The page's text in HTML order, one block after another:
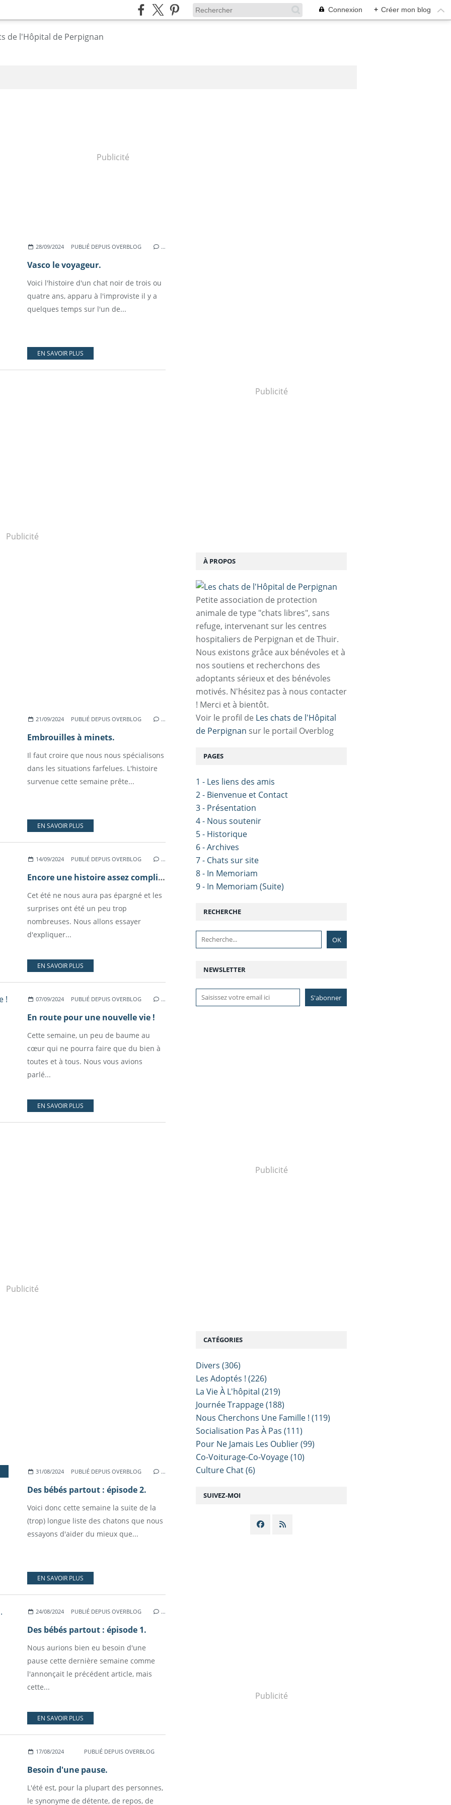
Connexion + Créer mon blog
Publicité
28/09/2024 PUBLIÉ DEPUIS OVERBLOG …
Vasco le voyageur.
Voici l'histoire d'un chat noir de trois ou
quatre ans, apparu à l'improviste il y a
quelques temps sur l'un de...
EN SAVOIR PLUS
Publicité
21/09/2024 PUBLIÉ DEPUIS OVERBLOG …
Embrouilles à minets.
Il faut croire que nous nous spécialisons
dans les situations farfelues. L'histoire
survenue cette semaine prête...
EN SAVOIR PLUS
14/09/2024 PUBLIÉ DEPUIS OVERBLOG …
Encore une histoire assez compliquée.
Cet été ne nous aura pas épargné et les
surprises ont été un peu trop
nombreuses. Nous allons essayer
d'expliquer...
EN SAVOIR PLUS
07/09/2024 PUBLIÉ DEPUIS OVERBLOG …
En route pour une nouvelle vie !
Cette semaine, un peu de baume au
cœur qui ne pourra faire que du bien à
toutes et à tous. Nous vous avions
parlé...
EN SAVOIR PLUS
Publicité
PAS À PAS
31/08/2024 PUBLIÉ DEPUIS OVERBLOG …
Des bébés partout : épisode 2.
Voici donc cette semaine la suite de la
(trop) longue liste des chatons que nous
essayons d'aider du mieux que...
EN SAVOIR PLUS
24/08/2024 PUBLIÉ DEPUIS OVERBLOG …
Des bébés partout : épisode 1.
Nous aurions bien eu besoin d'une
pause cette dernière semaine comme
l'annonçait le précédent article, mais
cette...
EN SAVOIR PLUS
17/08/2024 PUBLIÉ DEPUIS OVERBLOG
Besoin d'une pause.
L'été est, pour la plupart des personnes,
le synonyme de détente, de repos, de
Publicité
NEWSLETTER
SUIVEZ-MOI
RECHERCHE
À PROPOS
Petite association de protection
animale de type "chats libres", sans
refuge, intervenant sur les centres
hospitaliers de Perpignan et de Thuir.
Nous existons grâce aux bénévoles et à
nos soutiens et recherchons des
adoptants sérieux et des bénévoles
motivés. N'hésitez pas à nous contacter
! Merci et à bientôt.
Voir le profil de Les chats de l'Hôpital
de Perpignan sur le portail Overblog
Publicité
PAGES
1 - Les liens des amis
2 - Bienvenue et Contact
3 - Présentation
4 - Nous soutenir
5 - Historique
6 - Archives
7 - Chats sur site
8 - In Memoriam
9 - In Memoriam (Suite)
CATÉGORIES
Divers (306)
Les Adoptés ! (226)
La Vie À L'hôpital (219)
Journée Trappage(188)
Nous Cherchons Une Famille ! (119)
Socialisation Pas À Pas (111)
Pour Ne Jamais Les Oublier(99)
Co-Voiturage-Co-Voyage(10)
Culture Chat(6)
Publicité